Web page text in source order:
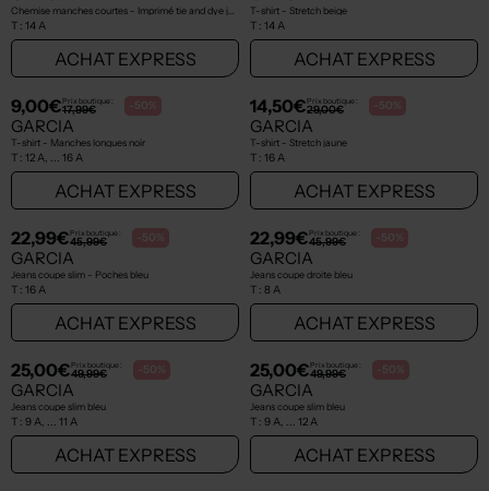
T : 14 A
ACHAT EXPRESS
T-shirt - Stretch beige
T : 14 A
ACHAT EXPRESS
NEW
9,00€Prix boutique :
17,99€
GARCIA
T-shirt - Manches longues noir
T :12 A, ... 16 A
NEW
14,50€Prix boutique :
29,00€
GARCIA
T-shirt - Stretch jaune
T :16 A